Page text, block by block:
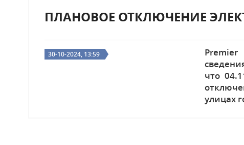
ПЛАНОВОЕ ОТКЛЮЧЕНИЕ
30-10-2024, 13:59
что
улицах